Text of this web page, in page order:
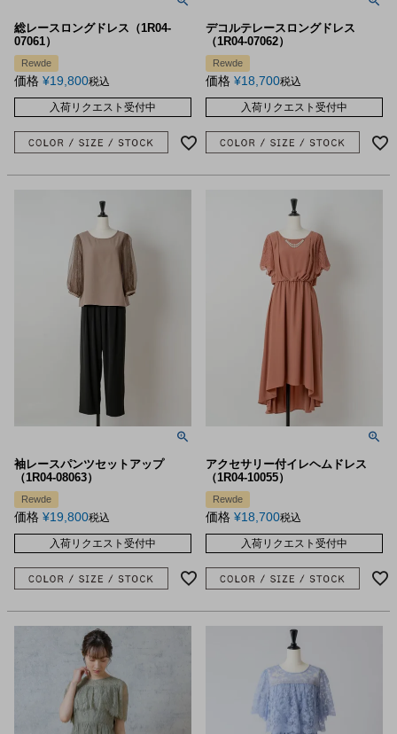
総レースロングドレス（1R04-
07061）
Rewde
価格 ¥19,800税込
入荷リクエスト受付中
デコルテレースロングドレス
（1R04-07062）
Rewde
価格 ¥18,700税込
入荷リクエスト受付中
袖レースパンツセットアップ
（1R04-08063）
Rewde
価格 ¥19,800税込
入荷リクエスト受付中
アクセサリー付イレヘムドレス
（1R04-10055）
Rewde
価格 ¥18,700税込
入荷リクエスト受付中